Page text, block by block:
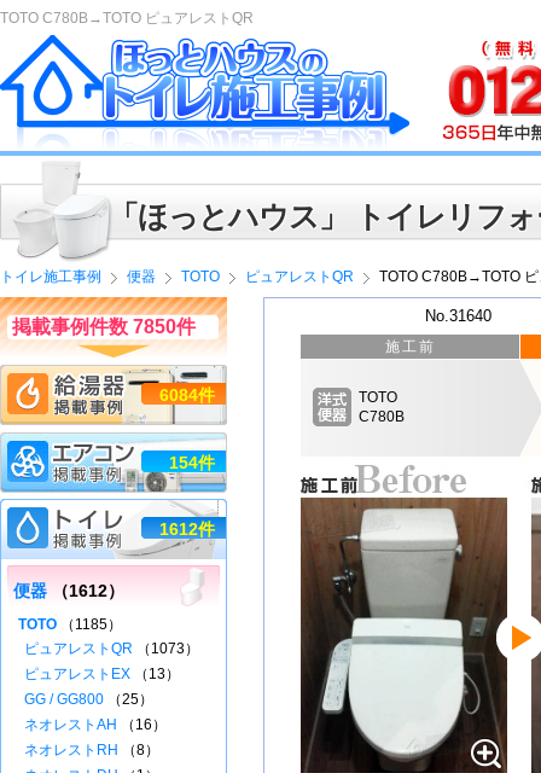
TOTO C780B→TOTO ピュアレストQR
「ほっとハウス」 トイレリフ
トイレ施工事例 便器 TOTO ピュアレストQR TOTO C780B→TOTO
No.31640
施工前
TOTO
C780B
掲載事例件数 7850件
6084件
154件
1612件
便器 （1612）
TOTO （1185）
ピュアレストQR （1073）
ピュアレストEX （13）
GG / GG800 （25）
ネオレストAH
（16）
ネオレストRH
（8）